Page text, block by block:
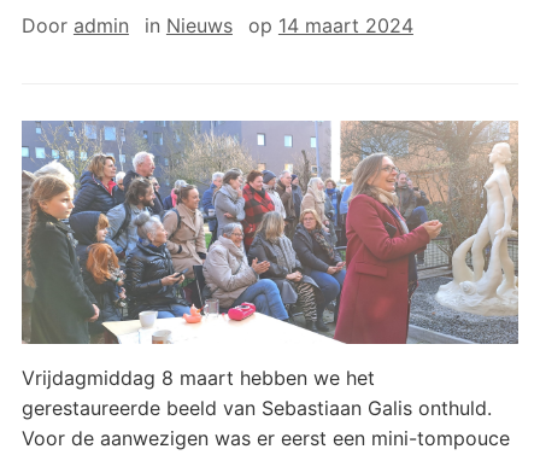
Door admin in Nieuws op 14 maart 2024
Vrijdagmiddag 8 maart hebben we het
gerestaureerde beeld van Sebastiaan Galis onthuld.
Voor de aanwezigen was er eerst een mini-tompouce